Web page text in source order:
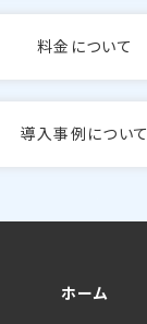
料金について
導入事例について
ホーム